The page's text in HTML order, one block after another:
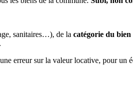
sanitaires…), de la catégorie du bien
erreur sur la valeur locative, pour un